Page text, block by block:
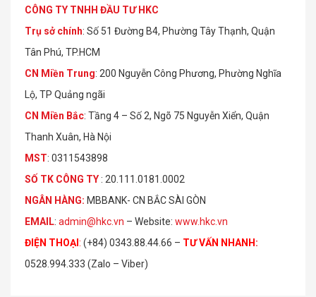
CÔNG TY TNHH ĐẦU TƯ HKC
Trụ sở chính: Số 51 Đường B4, Phường Tây Thạnh, Quận
Tân Phú, TP.HCM
CN Miền Trung: 200 Nguyễn Công Phương, Phường Nghĩa
Lộ, TP Quảng ngãi
CN Miền Bắc: Tầng 4 – Số 2, Ngõ 75 Nguyễn Xiển, Quận
Thanh Xuân, Hà Nội
MST: 0311543898
SỐ TK CÔ NG TY : 20.111.0181.0002
NGÂN HÀNG: MBBANK- CN BẮC SÀI GÒN
EMAIL: admin@hkc.vn – Website: www.hkc.vn
ĐIỆN THOẠI : (+84) 0343.88.44.66 – TƯ VẤN NHANH :
0528.994.333 (Zalo – Viber)